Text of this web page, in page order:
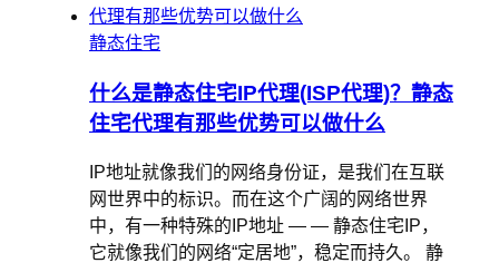
静态住宅
什么是静态住宅IP代理(ISP代理)？静态
住宅代理有那些优势可以做什么
IP地址就像我们的网络身份证，是我们在互联
网世界中的标识。而在这个广阔的网络世界
中，有一种特殊的IP地址 — — 静态住宅IP，
它就像我们的网络“定居地”，稳定而持久。 静